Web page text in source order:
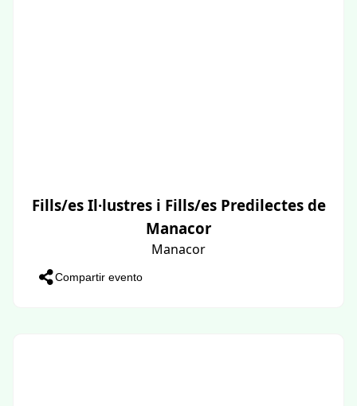
Fills/es Il·lustres i Fills/es Predilectes de
Manacor
Manacor
Compartir evento